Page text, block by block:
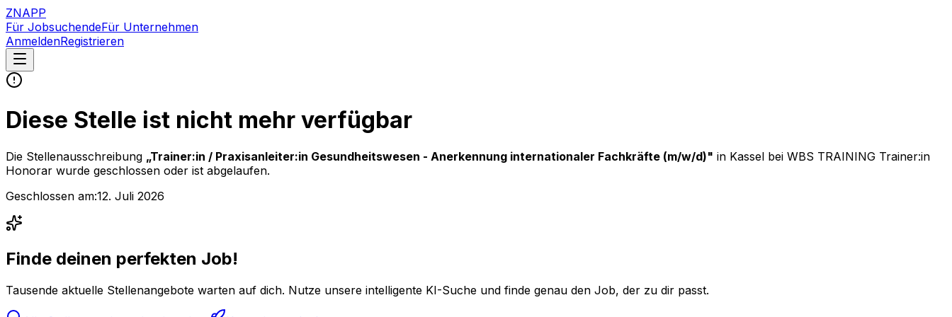
ZNAPP
Für JobsuchendeFür Unternehmen
AnmeldenRegistrieren
Diese Stelle ist nicht mehr verfügbar
Die Stellenausschreibung „Trainer:in / Praxisanleiter:in Gesundheitswesen - Anerkennung internationaler Fachkräfte (m/w/d)" in Kassel bei WBS TRAINING Trainer:in
Honorar wurde geschlossen oder ist abgelaufen.
Geschlossen am:12. Juli 2026
Finde deinen perfekten Job!
Tausende aktuelle Stellenangebote warten auf dich. Nutze unsere intelligente KI-Suche und finde genau den Job, der zu dir passt.